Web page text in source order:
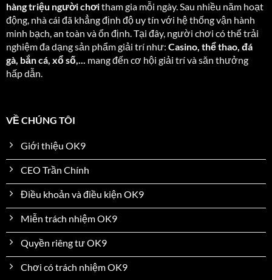
hàng triệu người chơitham gia mỗi ngày. Sau nhiều năm hoạt
động, nhà cái đã khẳng định độ uy tín với hệ thống vận hành
minh bạch, an toàn và ổn định. Tại đây, người chơi có thể trải
nghiệm đa dạng sản phẩm giải trí như: Casino, thể thao, đá
gà, bắn cá, xổ số,... mang đến cơ hội giải trí và săn thưởng
hấp dẫn.
VỀ CHÚNG TÔI
Giới thiệu OK9
CEO Trần Chính
Điều khoản và điều kiện OK9
Miễn trách nhiệm OK9
Quyền riêng tư OK9
Chơi có trách nhiệm OK9